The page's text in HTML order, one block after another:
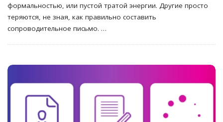
формальностью, или пустой тратой энергии. Другие просто
теряются, не зная, как правильно составить
сопроводительное письмо. …